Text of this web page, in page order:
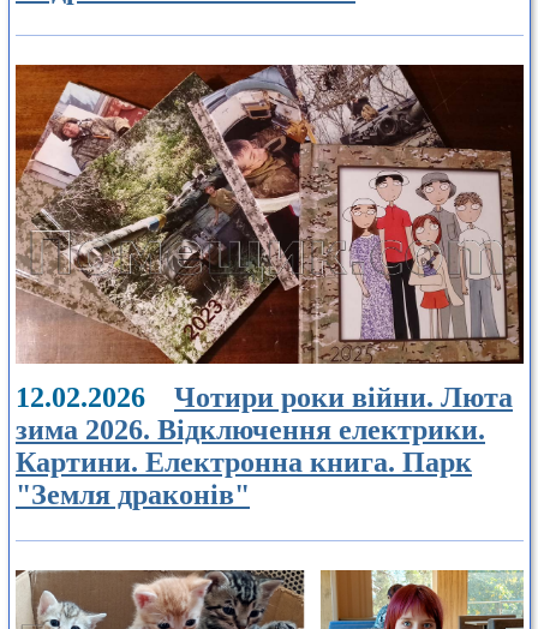
12.02.2026 Чотири роки війни. Люта
зима 2026. Відключення електрики.
Картини. Електронна книга. Парк
"Земля драконів"